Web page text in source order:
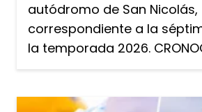
autódromo de San Nicolás,
correspondiente a la
la temporada 2026.